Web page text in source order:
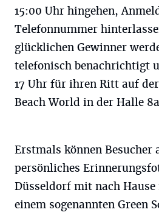
15:00 Uhr hingehen,
Telefonnummer
glücklichen Gewinner
telefonisch benachrichtigt
17 Uhr für ihren Ritt auf
Beach World in der Halle
Erstmals können Besucher
persönliches
Düsseldorf mit nach Hause
einem sogenannten Green